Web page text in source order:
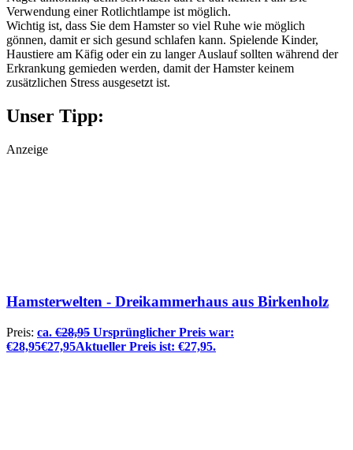
Verwendung einer Rotlichtlampe ist möglich.
Wichtig ist, dass Sie dem Hamster so viel Ruhe wie möglich
gönnen, damit er sich gesund schlafen kann. Spielende Kinder,
Haustiere am Käfig oder ein zu langer Auslauf sollten während der
Erkrankung gemieden werden, damit der Hamster keinem
zusätzlichen Stress ausgesetzt ist.
Unser Tipp:
Anzeige
Hamsterwelten - Dreikammerhaus aus Birkenholz
Preis: ca. €28,95 Ursprünglicher Preis war:
€28,95€27,95Aktueller Preis ist: €27,95.